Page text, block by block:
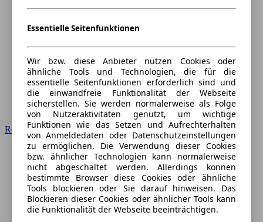
Renault
Essentielle Seitenfunktionen
Wir bzw. diese Anbieter nutzen Cookies oder
ähnliche Tools und Technologien, die für die
essentielle Seitenfunktionen erforderlich sind und
die einwandfreie Funktionalität der Webseite
sicherstellen. Sie werden normalerweise als Folge
von Nutzeraktivitäten genutzt, um wichtige
Funktionen wie das Setzen und Aufrechterhalten
von Anmeldedaten oder Datenschutzeinstellungen
zu ermöglichen. Die Verwendung dieser Cookies
bzw. ähnlicher Technologien kann normalerweise
nicht abgeschaltet werden. Allerdings können
bestimmte Browser diese Cookies oder ähnliche
Tools blockieren oder Sie darauf hinweisen. Das
Blockieren dieser Cookies oder ähnlicher Tools kann
die Funktionalität der Webseite beeinträchtigen.